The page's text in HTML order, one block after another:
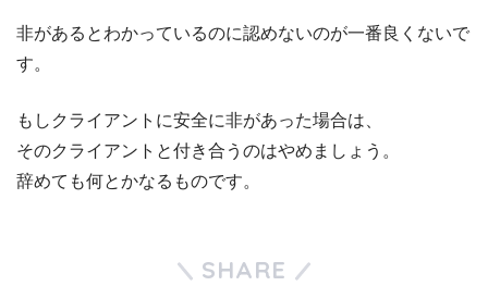
非があるとわかっているのに認めないのが一番良くないで
す。
もしクライアントに安全に非があった場合は、
そのクライアントと付き合うのはやめましょう。
辞めても何とかなるものです。
SHARE